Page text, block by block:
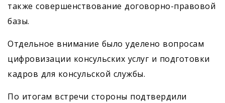
также совершенствование договорно-правовой
базы.
Отдельное внимание было уделено вопросам
цифровизации консульских услуг и подготовки
кадров для консульской службы.
По итогам встречи стороны подтвердили